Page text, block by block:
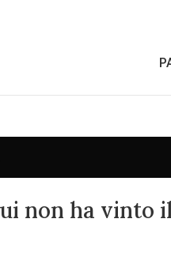
non ha vinto il